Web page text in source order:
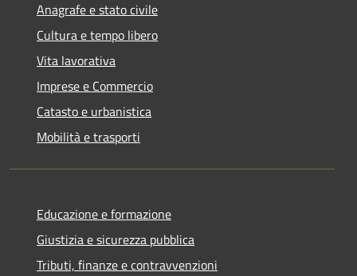
Anagrafe e stato civile
Cultura e tempo libero
Vita lavorativa
Imprese e Commercio
Catasto e urbanistica
Mobilità e trasporti
Educazione e formazione
Giustizia e sicurezza pubblica
Tributi, finanze e contravvenzioni